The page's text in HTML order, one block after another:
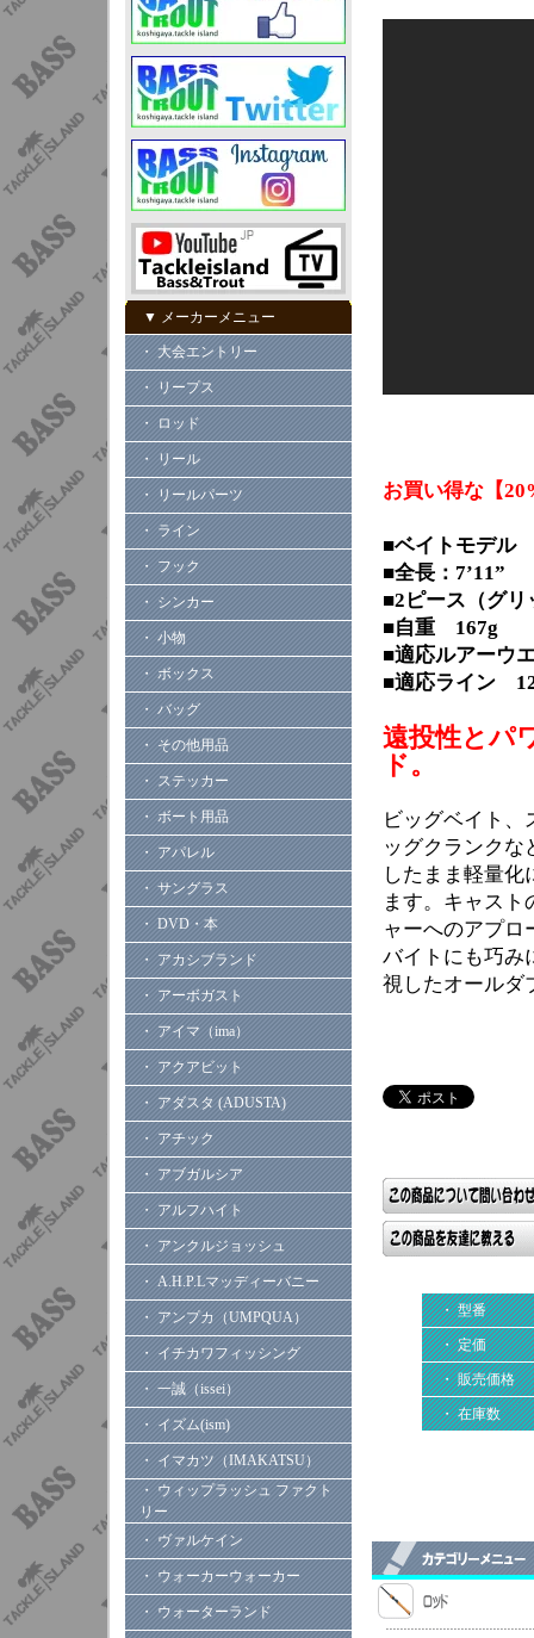
▼ メーカーメニュー
・ 大会エントリー
・ リープス
・ ロッド
・ リール
・ リールパーツ
・ ライン
・ フック
・ シンカー
・ 小物
・ ボックス
・ バッグ
・ その他用品
・ ステッカー
・ ボート用品
・ アパレル
・ サングラス
・ DVD・本
・ アカシブランド
・ アーボガスト
・ アイマ（ima）
・ アクアビット
・ アダスタ (ADUSTA)
・ アチック
・ アブガルシア
・ アルフハイト
・ アンクルジョッシュ
・ A.H.P.Lマッディーバニー
・ アンプカ（UMPQUA）
・ イチカワフィッシング
・ 一誠（issei）
・ イズム(ism)
・ イマカツ（IMAKATSU）
・ ウィップラッシュ ファクト
リー
・ ヴァルケイン
・ ウォーカーウォーカー
・ ウォーターランド
お買い得な【
■ベイトモデル
■全長：7’11”
■2ピース（グ
■自重 167g
■適応ルアーウ
■適応ライン
遠投性とパ
ド。
ビッグベイト
ッグクランク
したまま軽量化
ます。キャス
ャーへのアプロ
バイトにも巧み
視したオールダ
・ 型番
・ 定価
・ 販売価格
・ 在庫数